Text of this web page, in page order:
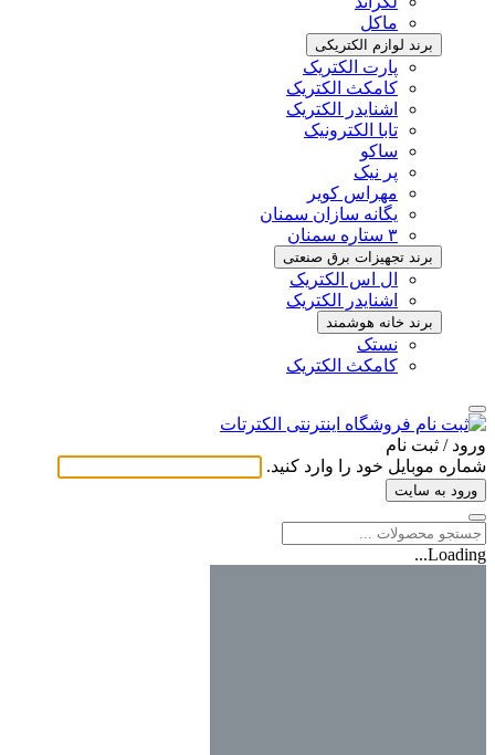
ماکل
برند لوازم الکتریکی
پارت الکتریک
کامکث الکتریک
اشنایدر الکتریک
تابا الکترونیک
ساکو
پر نیک
مهراس کویر
یگانه سازان سمنان
۳ ستاره سمنان
برند تجهیزات برق صنعتی
ال اس الکتریک
اشنایدر الکتریک
برند خانه هوشمند
نستک
کامکث الکتریک
ورود / ثبت ‌نام
شماره موبایل خود را وارد کنید.
ورود به سایت
Loading...